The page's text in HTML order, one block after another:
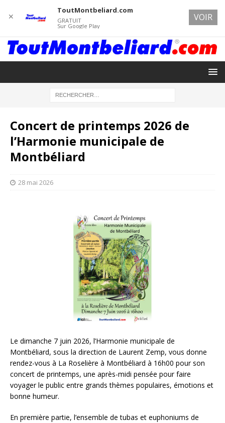
Concert de printemps 2026 de
l’Harmonie municipale de
Montbéliard
28 mai 2026
Le dimanche 7 juin 2026, l’Harmonie municipale de
Montbéliard, sous la direction de Laurent Zemp, vous donne
rendez-vous à La Roselière à Montbéliard à 16h00 pour son
concert de printemps, une après-midi pensée pour faire
voyager le public entre grands thèmes populaires, émotions et
bonne humeur.
En première partie, l’ensemble de tubas et euphoniums de
✕
ToutMontbeliard.com
GRATUIT
Sur Google Play
VOIR